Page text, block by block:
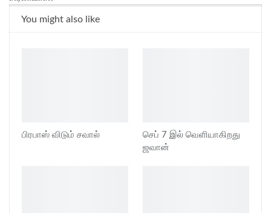
You might also like
பிரபாஸ் விடும் சவால்
செப் 7 இல் வெளியாகிறது
ஜவான்